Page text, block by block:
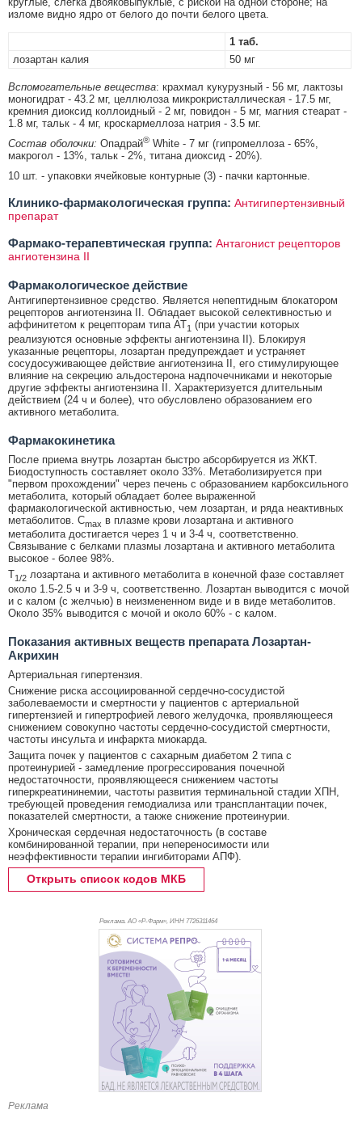
изломе видно ядро от белого до почти белого цвета.
1 таб.
лозартан калия
50 мг
Вспомогательные вещества: крахмал кукурузный - 56 мг, лактозы
моногидрат - 43.2 мг, целлюлоза микрокристаллическая - 17.5 мг,
кремния диоксид коллоидный - 2 мг, повидон - 5 мг, магния стеарат -
1.8 мг, тальк - 4 мг, кроскармеллоза натрия - 3.5 мг.
Состав оболочки: Опадрай® White - 7 мг (гипромеллоза - 65%,
макрогол - 13%, тальк - 2%, титана диоксид - 20%).
10 шт. - упаковки ячейковые контурные (3) - пачки картонные.
Клинико-фармакологическая группа: Антигипертензивный
препарат
Фармако-терапевтическая группа: Антагонист рецепторов
ангиотензина II
Фармакологическое действие
Антигипертензивное средство. Является непептидным блокатором
рецепторов ангиотензина II. Обладает высокой селективностью и
аффинитетом к рецепторам типа AT1 (при участии которых
реализуются основные эффекты ангиотензина II). Блокируя
указанные рецепторы, лозартан предупреждает и устраняет
сосудосуживающее действие ангиотензина II, его стимулирующее
влияние на секрецию альдостерона надпочечниками и некоторые
другие эффекты ангиотензина II. Характеризуется длительным
действием (24 ч и более), что обусловлено образованием его
активного метаболита.
Фармакокинетика
После приема внутрь лозартан быстро абсорбируется из ЖКТ.
Биодоступность составляет около 33%. Метаболизируется при
"первом прохождении" через печень с образованием карбоксильного
метаболита, который обладает более выраженной
фармакологической активностью, чем лозартан, и ряда неактивных
метаболитов. Cmax в плазме крови лозартана и активного
метаболита достигается через 1 ч и 3-4 ч, соответственно.
Связывание с белками плазмы лозартана и активного метаболита
высокое - более 98%.
T1/2 лозартана и активного метаболита в конечной фазе составляет
около 1.5-2.5 ч и 3-9 ч, соответственно. Лозартан выводится с мочой
и с калом (с желчью) в неизмененном виде и в виде метаболитов.
Около 35% выводится с мочой и около 60% - с калом.
Показания активных веществ препарата Лозартан-
Акрихин
Артериальная гипертензия.
Снижение риска ассоциированной сердечно-сосудистой
заболеваемости и смертности у пациентов с артериальной
гипертензией и гипертрофией левого желудочка, проявляющееся
снижением совокупно частоты сердечно-сосудистой смертности,
частоты инсульта и инфаркта миокарда.
Защита почек у пациентов с сахарным диабетом 2 типа с
протеинурией - замедление прогрессирования почечной
недостаточности, проявляющееся снижением частоты
гиперкреатининемии, частоты развития терминальной стадии ХПН,
требующей проведения гемодиализа или трансплантации почек,
показателей смертности, а также снижение протеинурии.
Хроническая сердечная недостаточность (в составе
комбинированной терапии, при непереносимости или
неэффективности терапии ингибиторами АПФ).
Открыть список кодов МКБ
Реклама. АО «Р-Фарм», ИНН 7726311464
Реклама